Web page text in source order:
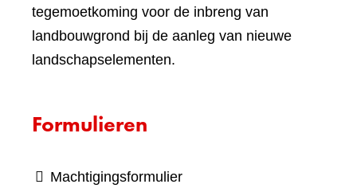
tegemoetkoming voor de inbreng van
landbouwgrond bij de aanleg van nieuwe
landschapselementen.
Formulieren
Machtigingsformulier